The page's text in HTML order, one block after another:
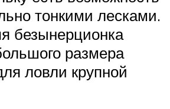
тонкими лесками.
безынерционка
размера
ловли крупной